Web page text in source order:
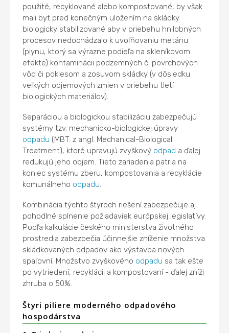
použité, recyklované alebo kompostované, by však
mali byt pred konečným uložením na skládky
biologicky stabilizované aby v priebehu hnilobných
procesov nedochádzalo k uvoľňovaniu metánu
(plynu, ktorý sa výrazne podieľa na skleníkovom
efekte) kontaminácii podzemných či povrchových
vôd či poklesom a zosuvom skládky (v dôsledku
veľkých objemových zmien v priebehu tletí
biologických materiálov).
Separáciou a biologickou stabilizáciu zabezpečujú
systémy tzv. mechanicko-biologickej úpravy
odpadu (MBT: z angl. Mechanical-Biological
Treatment), ktoré upravujú zvyškový odpad a ďalej
redukujú jeho objem. Tieto zariadenia patria na
koniec systému zberu, kompostovania a recyklácie
komunálneho odpadu.
Kombinácia týchto štyroch riešení zabezpečuje aj
pohodlné splnenie požiadaviek európskej legislatívy.
Podľa kalkulácie českého ministerstva životného
prostredia zabezpečia účinnejšie zníženie množstva
skládkovaných odpadov ako výstavba nových
spaľovní. Množstvo zvyškového odpadu sa tak ešte
po vytriedení, recyklácii a kompostovaní - ďalej zníži
zhruba o 50%.
Štyri piliere moderného odpadového
hospodárstva